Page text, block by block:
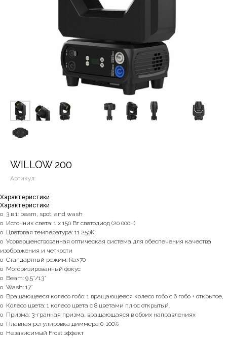
WILLOW 200
Артикул:
Характеристики
Характеристики
o 3 в 1: beam, spot, and wash
o Источник света: 1 x 150 Вт светодиод (20 000ч)
o Цветовая температура: 11 250К
o Усовершенствованная оптическая система для обеспечения качества
изображения и четкости
o Стандартный режим: Ra>70
o Моторизированный фокус
o Beam: 9,5°/13°
o Wash: 17°
o Вращающееся колесо гобо: 1 вращающееся колесо гобо с 6 гобо + открытое,
o Колесо цвета: 1 колесо цвета с 8 цветами плюс открытый.
o Призма: 3-гранная призма, вращающаяся в обоих направлениях
o Плавная регулировка диммера 0-100%
o Независимый Frost эффект